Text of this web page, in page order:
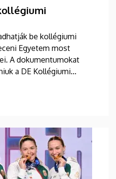
be kollégiumi
Egyetem most
A dokumentumokat
a DE Kollégiumi
címére. A kollégiumi
Felvételi és
követően, augusztus